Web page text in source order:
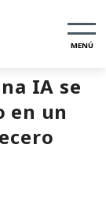
MENÚ
IA se
en un